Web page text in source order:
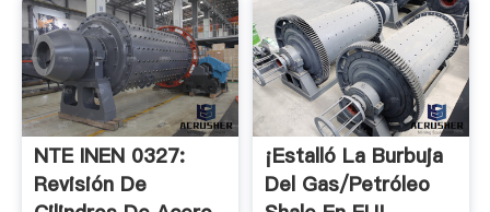
NTE INEN 0327:
Revisión De
¡Estalló La Burbuja
Del Gas/petróleo